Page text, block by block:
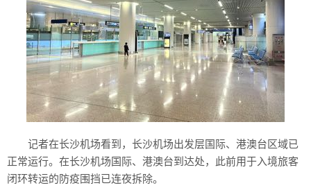
记者在长沙机场看到，长沙机场出发层国际、港澳台区域已
正常运行。在长沙机场国际、港澳台到达处，此前用于入境旅客
闭环转运的防疫围挡已连夜拆除。